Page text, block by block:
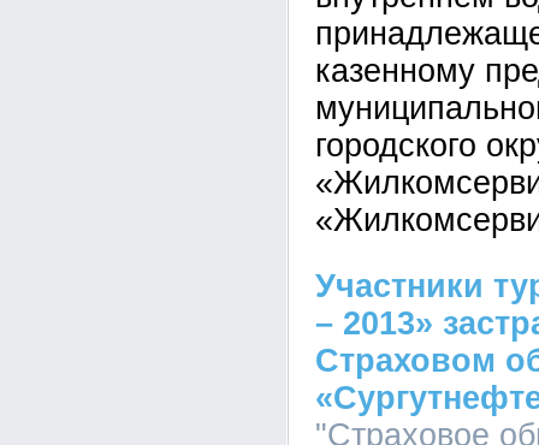
казенному
городского
Участники
– 2013»
Страховом
"Страховое